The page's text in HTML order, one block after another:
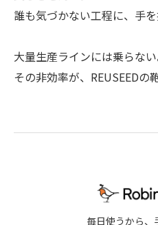
誰も気づかない工程に、手
大量生産ラインには乗らない
その非効率が、REUSEEDの
毎日使うから、